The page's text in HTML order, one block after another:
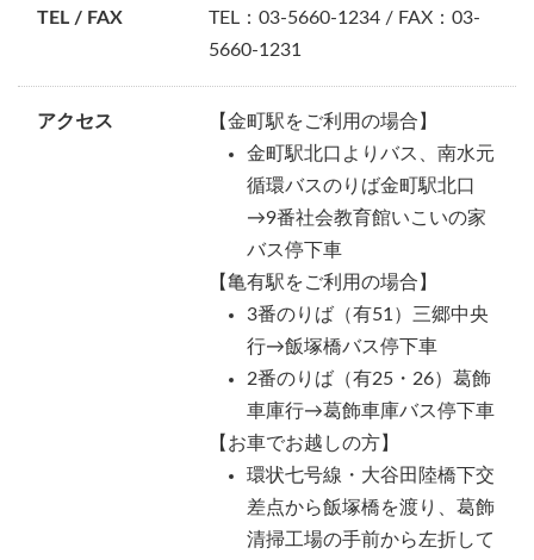
TEL / FAX
TEL：03-5660-1234 / FAX：03-
5660-1231
アクセス
【金町駅をご利用の場合】
金町駅北口よりバス、南水元
循環バスのりば金町駅北口
→9番社会教育館いこいの家
バス停下車
【亀有駅をご利用の場合】
3番のりば（有51）三郷中央
行→飯塚橋バス停下車
2番のりば（有25・26）葛飾
車庫行→葛飾車庫バス停下車
【お車でお越しの方】
環状七号線・大谷田陸橋下交
差点から飯塚橋を渡り、葛飾
清掃工場の手前から左折して